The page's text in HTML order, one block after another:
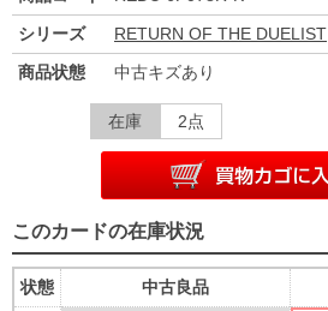
シリーズ
RETURN OF THE DUELIST
商品状態
中古キズあり
在庫 2点
このカードの在庫状況
状態
中古良品